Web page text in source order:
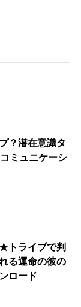
？潜在意識タ
ミュニケーシ
トライブで判
る運命の彼の
ロード